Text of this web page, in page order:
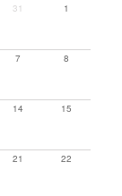
31 1
7 8
14 15
21 22